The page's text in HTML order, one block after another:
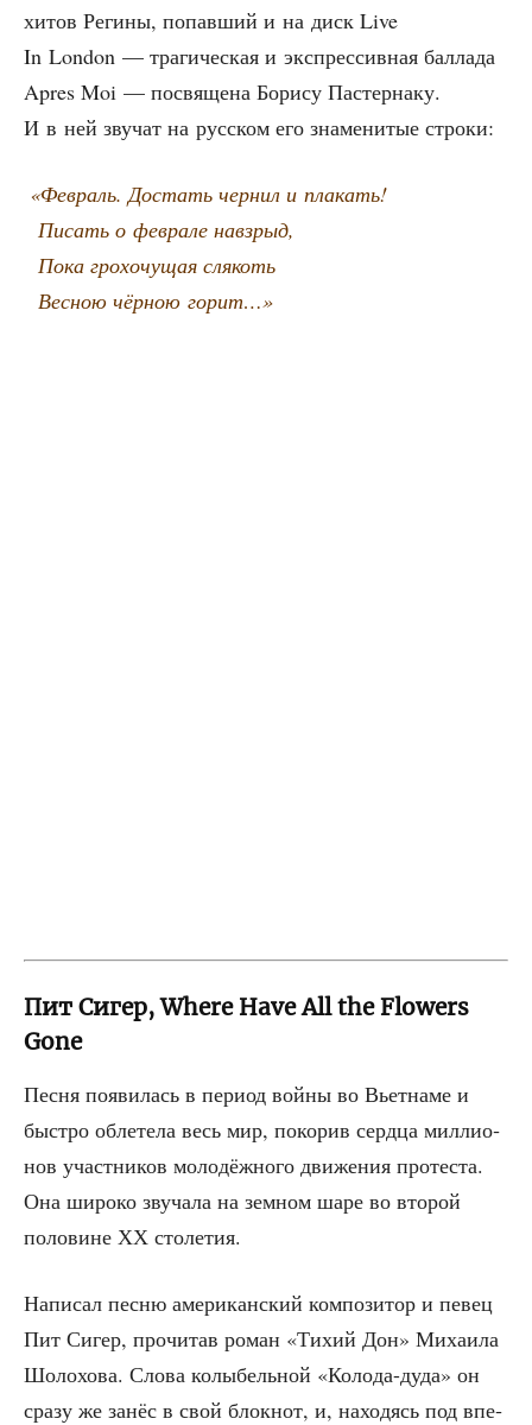
хитов Реги­ны, попав­ший и на диск Live
In London — тра­ги­че­ская и экс­прес­сив­ная бал­ла­да
Apres Moi — посвя­ще­на Бори­су Пастер­на­ку.
И в ней зву­чат на рус­ском его зна­ме­ни­тые строки:
«Фев­раль. Достать чер­нил и плакать!
Писать о фев­ра­ле навзрыд,
Пока гро­хо­чу­щая слякоть
Вес­ною чёр­ною горит…»
Пит Сигер, Where Have All the Flowers
Gone
Пес­ня появи­лась в пери­од вой­ны во Вьет­на­ме и
быст­ро обле­те­ла весь мир, поко­рив серд­ца мил­ли­о­
нов участ­ни­ков моло­дёж­но­го дви­же­ния про­те­ста.
Она широ­ко зву­ча­ла на зем­ном шаре во вто­рой
поло­вине ХХ столетия.
Напи­сал пес­ню аме­ри­кан­ский ком­по­зи­тор и певец
Пит Сигер, про­чи­тав роман «Тихий Дон» Миха­и­ла
Шоло­хо­ва. Сло­ва колы­бель­ной «Коло­да-дуда» он
сра­зу же занёс в свой блок­нот, и, нахо­дясь под впе­